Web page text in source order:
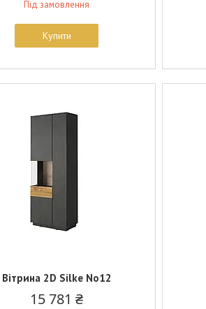
Під замовлення
Купити
Вітрина 2D Silke No12
15 781 ₴